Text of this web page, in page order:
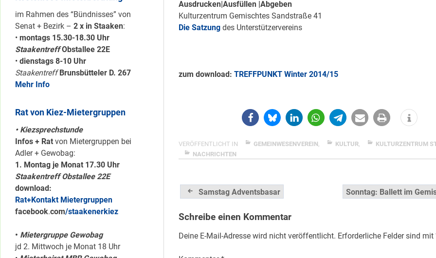
Ausdrucken|Ausfüllen |Abgeben
Kulturzentrum Gemischtes Sandstraße 41
Die Satzungdes Unterstützervereins
zum download: TREFFPUNKTWinter 2014/15
VERÖFFENTLICHT IN GEMEINWESENVEREIN, KULTUR,
KULTURZENTRUM
NACHRICHTEN
Beitragsnavigation
Samstag Adventsbasar Sonntag: Ballett im
Schreibe einen Kommentar
Deine E-Mail-Adresse wird nicht veröffentlicht. Erforderliche Felder sind mit
im Rahmen des “Bündnisses” von
Senat + Bezirk – 2 x in Staaken:
• montags 15.30-18.30 Uhr
Staakentreff Obstallee 22E
• dienstags 8-10 Uhr
Staakentreff Brunsbütteler D. 267
Mehr Info
Rat von Kiez-Mietergruppen
• Kiezsprechstunde
Infos + Rat von Mietergruppen bei
Adler + Gewobag:
1. Montag je Monat 17.30 Uhr
Staakentreff Obstallee 22E
download:
Rat+Kontakt Mietergruppen
facebook.com/staakenerkiez
• Mietergruppe Gewobag
jd 2. Mittwoch je Monat 18 Uhr